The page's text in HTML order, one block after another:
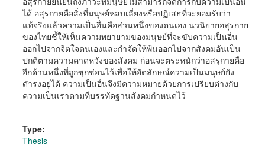
ได้ อสุรกายคือสิ่งที่มนุษย์หลบเลี่ยงหรือปฏิเสธที่จะยอมรับว่า
แท้จริงแล้วความเป็นอื่นคือส่วนหนึ่งของตนเอง นวนิยายอสุรกาย
ของไทยชี้ให้เห็นความพยายามของมนุษย์ที่จะขับความเป็นอื่น
ออกไปจากจิตใจตนเองและกำจัดให้พ้นออกไปจากสังคมอันเป็น
ปกติตามความคาดหวังของสังคม ก่อนจะตระหนักว่าอสรุกายคือ
อีกด้านหนึ่งที่ถูกซุกซ่อนไว้เพื่อให้อัตลักษณ์ความเป็นมนุษย์ยัง
ดำรงอยู่ได้ ความเป็นอื่นจึงมีความหมายด้วยการเปรียบต่างกับ
ความเป็นเราตามที่บรรทัดฐานสังคมกำหนดไว้
Type:
Thesis